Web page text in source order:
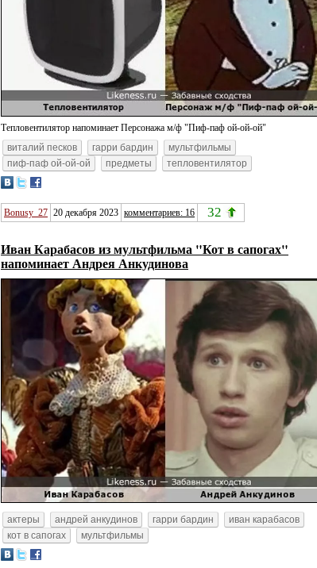
Тепловентилятор напоминает Персонажа м/ф "Пиф-паф ой-ой-ой"
виталий песков
гарри бардин
мультфильмы
пиф-паф ой-ой-ой
предметы тепловентилятор
Bonusy_27 20 декабря 2023 комментариев: 16 32
Иван Карабасов из мультфильма "Кот в сапогах"
напоминает Андрея Анкудинова
актеры андрей анкудинов гарри бардин
иван карабасов
кот в сапогах
мультфильмы